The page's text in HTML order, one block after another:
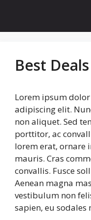
content
Best Deals
Lorem ipsum
adipiscing elit.
non aliquet. Sed
porttitor, ac
lorem erat, ornare
mauris. Cras
convallis. Fusce
Aenean magna
vestibulum non
sapien, eu sodales